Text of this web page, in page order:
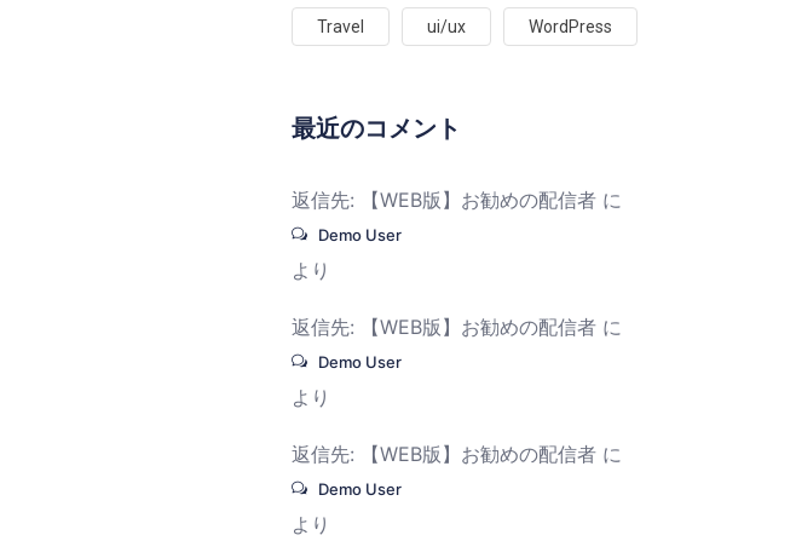
Travel ui/ux WordPress
最近のコメント
返信先: 【WEB版】お勧めの配信者 に
Demo User
より
返信先: 【WEB版】お勧めの配信者 に
Demo User
より
返信先: 【WEB版】お勧めの配信者 に
Demo User
より